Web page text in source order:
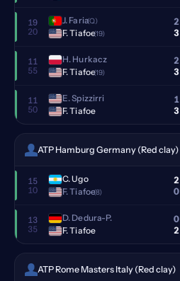
19
20
J. Faria(Q)
F. Tiafoe(19)
2
3
11
55
H. Hurkacz
F. Tiafoe(19)
2
3
11
50
E. Spizzirri
F. Tiafoe
1
3
ATP Hamburg Germany (Red clay)
15
10
C. Ugo
F. Tiafoe(8)
2
0
13
35
D. Dedura-P.
F. Tiafoe
0
2
ATP Rome Masters Italy (Red clay)